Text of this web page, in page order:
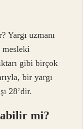
Yargı uzmanı
mesleki
gibi birçok
bir yargı
28’dir.
mi?